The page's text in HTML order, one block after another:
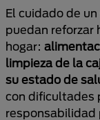
El cuidado de
puedan reforzar
hogar:
limpieza de la
su estado de
con dificultades
responsabilidad